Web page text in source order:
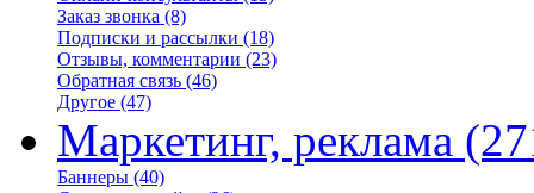
Заказ звонка (8)
Подписки и рассылки (18)
Отзывы, комментарии (23)
Обратная связь (46)
Другое (47)
Маркетинг, реклама
Баннеры (40)